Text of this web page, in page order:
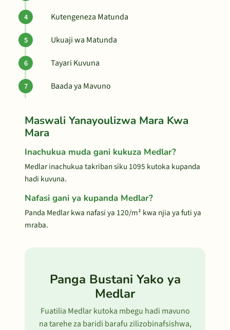
Kutengeneza Matunda
Ukuaji wa Matunda
Tayari Kuvuna
Baada ya Mavuno
Maswali Yanayoulizwa Mara Kwa
Mara
Inachukua muda gani kukuza Medlar?
Medlar inachukua takriban siku 1095 kutoka kupanda
hadi kuvuna.
Nafasi gani ya kupanda Medlar?
Panda Medlar kwa nafasi ya 120/m² kwa njia ya futi ya
mraba.
Panga Bustani Yako ya
Medlar
Fuatilia Medlar kutoka mbegu hadi mavuno
na tarehe za baridi barafu zilizobinafsishwa,